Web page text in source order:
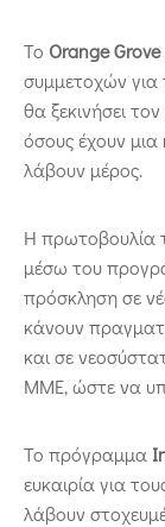
Το Orange Grove
συμμετοχών για
θα ξεκινήσει
όσους έχουν μια
λάβουν μέρος.
Η πρωτοβουλία
μέσω του
πρόσκληση σε
κάνουν
και σε
ΜΜΕ, ώστε να
Το πρόγραμμα
ευκαιρία για
λάβουν